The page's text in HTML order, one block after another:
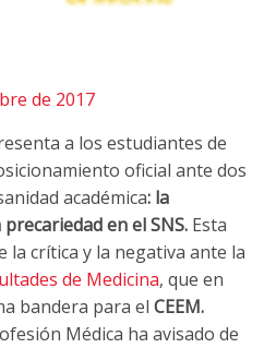
de 2017
a los estudiantes de
oficial ante dos
académica: la
en el SNS. Esta
la crítica y la negativa ante la
de Medicina, que en
bandera para el CEEM.
Médica ha avisado de